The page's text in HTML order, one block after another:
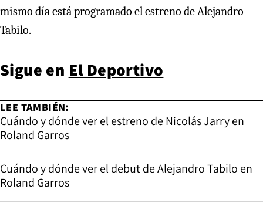
mismo día está programado el estreno de Alejandro
Tabilo.
Sigue en El Deportivo
LEE TAMBIÉN:
Cuándo y dónde ver el estreno de Nicolás Jarry en
Roland Garros
Cuándo y dónde ver el debut de Alejandro Tabilo en
Roland Garros